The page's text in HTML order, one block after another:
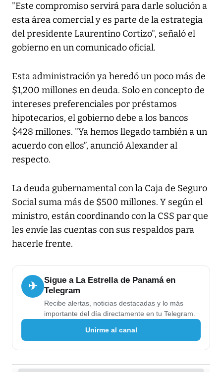
"Este compromiso servirá para darle solución a
esta área comercial y es parte de la estrategia
del presidente Laurentino Cortizo", señaló el
gobierno en un comunicado oficial.
Esta administración ya heredó un poco más de
$1,200 millones en deuda. Solo en concepto de
intereses preferenciales por préstamos
hipotecarios, el gobierno debe a los bancos
$428 millones. "Ya hemos llegado también a un
acuerdo con ellos”, anunció Alexander al
respecto.
La deuda gubernamental con la Caja de Seguro
Social suma más de $500 millones. Y según el
ministro, están coordinando con la CSS par que
les envíe las cuentas con sus respaldos para
hacerle frente.
✈
Sigue a La Estrella de Panamá en
Telegram
Recibe alertas, noticias destacadas y lo más
importante del día directamente en tu Telegram.
Unirme al canal